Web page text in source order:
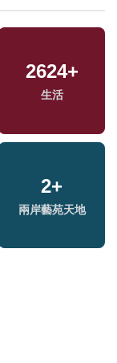
2624+
生活
2+
兩岸藝苑天地